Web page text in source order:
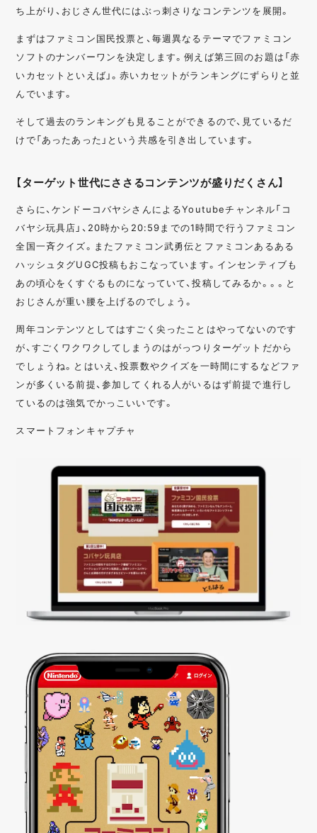
ち上がり、おじさん世代にはぶっ刺さりなコンテンツを展開。
まずはファミコン国民投票と、毎週異なるテーマでファミコン
ソフトのナンバーワンを決定します。例えば第三回のお題は「赤
いカセットといえば」。赤いカセットがランキングにずらりと並
んでいます。
そして過去のランキングも見ることができるので、見ているだ
けで「あったあった」という共感を引き出しています。
【ターゲット世代にささるコンテンツが盛りだくさん】
さらに、ケンドーコバヤシさんによるYoutubeチャンネル「コ
バヤシ玩具店」、20時から20:59までの1時間で行うファミコン
全国一斉クイズ。またファミコン武勇伝とファミコンあるある
ハッシュタグUGC投稿もおこなっています。インセンティブも
あの頃心をくすぐるものになっていて、投稿してみるか。。。と
おじさんが重い腰を上げるのでしょう。
周年コンテンツとしてはすごく尖ったことはやってないのです
が、すごくワクワクしてしまうのはがっつりターゲットだから
でしょうね。とはいえ、投票数やクイズを一時間にするなどファ
ンが多くいる前提、参加してくれる人がいるはず前提で進行し
ているのは強気でかっこいいです。
スマートフォンキャプチャ